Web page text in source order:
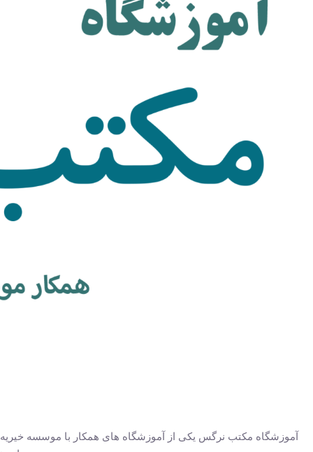
آموزشگاه مکتب نرگس یکی از آموزشگاه های همکار با موسسه خیریه